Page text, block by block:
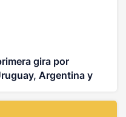
gira por
Argentina y